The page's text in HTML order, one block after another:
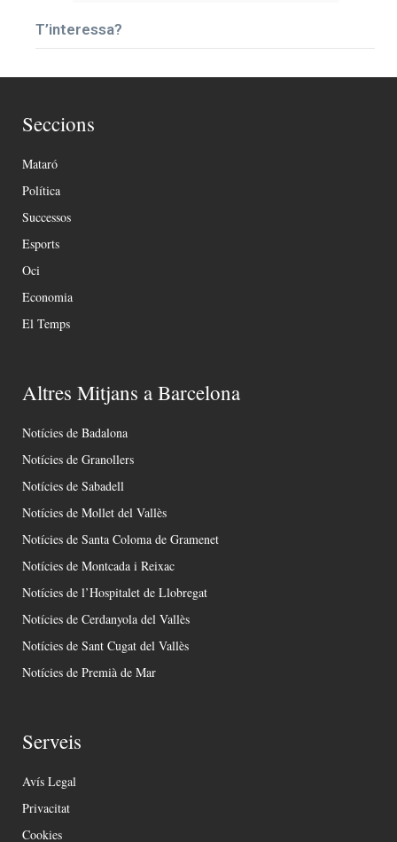
T’interessa?
Seccions
Mataró
Política
Successos
Esports
Oci
Economia
El Temps
Altres Mitjans a Barcelona
Notícies de Badalona
Notícies de Granollers
Notícies de Sabadell
Notícies de Mollet del Vallès
Notícies de Santa Coloma de Gramenet
Notícies de Montcada i Reixac
Notícies de l’Hospitalet de Llobregat
Notícies de Cerdanyola del Vallès
Notícies de Sant Cugat del Vallès
Notícies de Premià de Mar
Serveis
Avís Legal
Privacitat
Cookies